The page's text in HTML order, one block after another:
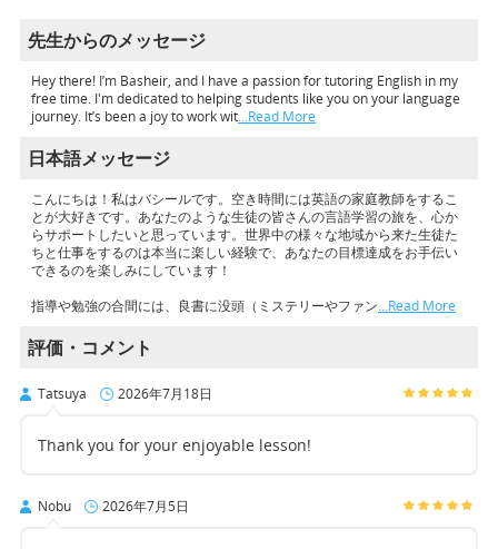
先生からのメッセージ
Hey there! I’m Basheir, and I have a passion for tutoring English in my
free time. I'm dedicated to helping students like you on your language
journey. It’s been a joy to work wit…Read More
日本語メッセージ
こんにちは！私はバシールです。空き時間には英語の家庭教師をするこ
とが大好きです。あなたのような生徒の皆さんの言語学習の旅を、心か
らサポートしたいと思っています。世界中の様々な地域から来た生徒た
ちと仕事をするのは本当に楽しい経験で、あなたの目標達成をお手伝い
できるのを楽しみにしています！
指導や勉強の合間には、良書に没頭（ミステリーやファン…Read More
評価・コメント
Tatsuya 2026年7月18日
Thank you for your enjoyable lesson!
Nobu 2026年7月5日